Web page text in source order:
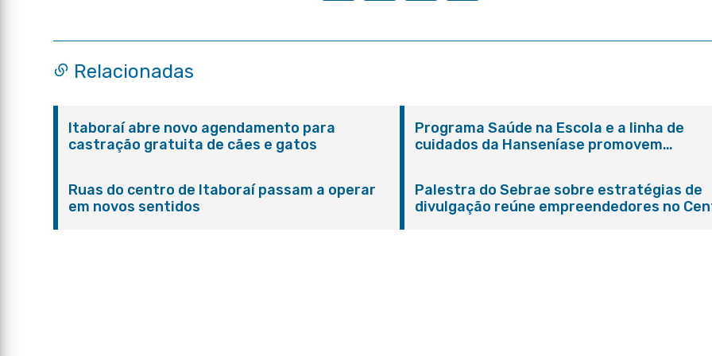
Relacionadas
Itaboraí abre novo agendamento para
castração gratuita de cães e gatos
Programa Saúde na Escola e a linha de
cuidados da Hanseníase promovem
Ruas do centro de Itaboraí passam a operar
em novos sentidos
Palestra do Sebrae sobre estratégias de
divulgação reúne empreendedores no